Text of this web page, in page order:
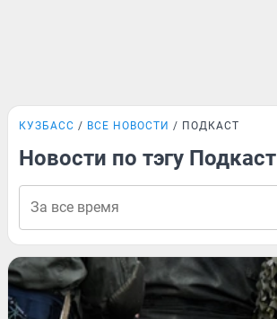
КУЗБАСС ВСЕ НОВОСТИ ПОДКАСТ
Новости по тэгу Подкаст